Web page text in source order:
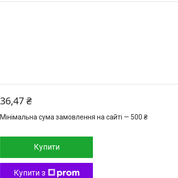
36,47 ₴
Мінімальна сума замовлення на сайті — 500 ₴
Купити
Купити з